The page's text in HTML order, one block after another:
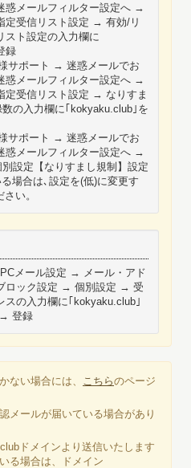
惑メールフィルター設定へ →
受信リスト設定 → 有効/リ
ト設定の入力欄に
録
サポート → 迷惑メールでお
惑メールフィルター設定へ →
受信リスト設定 → なりすま
の入力欄に｢kokyaku.club｣を
サポート → 迷惑メールでお
惑メールフィルター設定へ →
設定【なりすまし規制】設定
場合は､設定を(低)に変更す
い。
メール設定 → メール・アド
ロック設定 → 個別設定 → 受
の入力欄に｢kokyaku.club｣
登録
ない場合には、 こちらのページ
メールが届いている場合があり
ドメインより送信いたします
る場合は、ドメイン